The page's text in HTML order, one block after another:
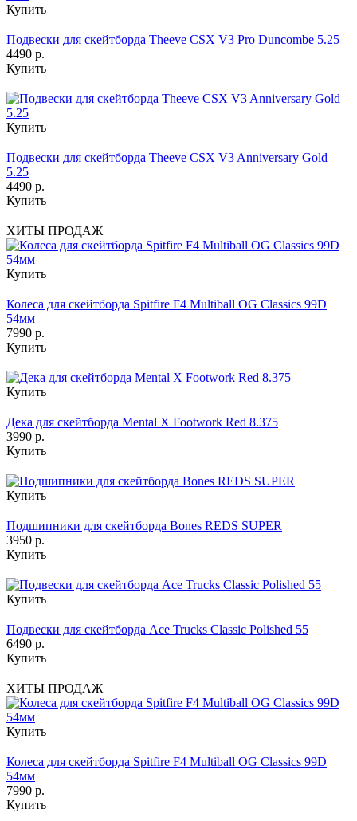
Купить
Подвески для скейтборда Theeve CSX V3 Pro Duncombe 5.25
4490 р.
Купить
Купить
Подвески для скейтборда Theeve CSX V3 Anniversary Gold
5.25
4490 р.
Купить
ХИТЫ ПРОДАЖ
Купить
Колеса для скейтборда Spitfire F4 Multiball OG Classics 99D
54мм
7990 р.
Купить
Купить
Дека для скейтборда Mental X Footwork Red 8.375
3990 р.
Купить
Купить
Подшипники для скейтборда Bones REDS SUPER
3950 р.
Купить
Купить
Подвески для скейтборда Ace Trucks Classic Polished 55
6490 р.
Купить
ХИТЫ ПРОДАЖ
Купить
Колеса для скейтборда Spitfire F4 Multiball OG Classics 99D
54мм
7990 р.
Купить